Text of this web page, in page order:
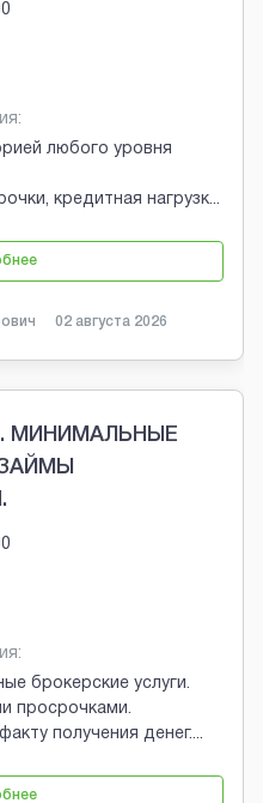
любого уровня
кредитная нагрузк...
02 августа 2026
МИНИМАЛЬНЫЕ
брокерские услуги.
просрочками.
получения денег....